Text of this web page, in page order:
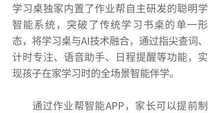
学习桌独家内置了作业帮自主研发的聪明学
智能系统，突破了传统学习书桌的单一形
态，将学习桌与AI技术融合，通过指尖查词、
计时专注、语音助手、日程提醒等功能，实
现孩子在家学习时的全场景智能伴学。
通过作业帮智能APP，家长可以提前制